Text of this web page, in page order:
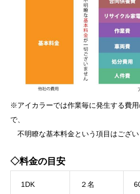
※アイカラーでは作業毎に発生する費
で、
不明瞭な基本料金という項目はござい
◇料金の目安
1DK ２名